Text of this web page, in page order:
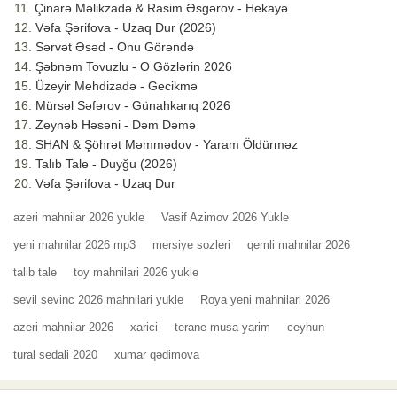
Çinarə Məlikzadə & Rasim Əsgərov - Hekayə
Vəfa Şərifova - Uzaq Dur (2026)
Sərvət Əsəd - Onu Görəndə
Şəbnəm Tovuzlu - O Gözlərin 2026
Üzeyir Mehdizadə - Gecikmə
Mürsəl Səfərov - Günahkarıq 2026
Zeynəb Həsəni - Dəm Dəmə
SHAN & Şöhrət Məmmədov - Yaram Öldürməz
Talıb Tale - Duyğu (2026)
Vəfa Şərifova - Uzaq Dur
azeri mahnilar 2026 yukle Vasif Azimov 2026 Yukle
yeni mahnilar 2026 mp3 mersiye sozleri qemli mahnilar 2026
talib tale toy mahnilari 2026 yukle
sevil sevinc 2026 mahnilari yukle Roya yeni mahnilari 2026
azeri mahnilar 2026 xarici terane musa yarim ceyhun
tural sedali 2020 xumar qədimova